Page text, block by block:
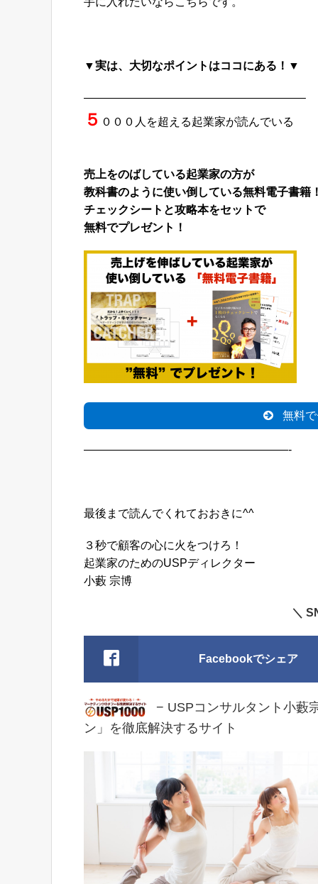
▼実は、大切なポイントはココにある！▼
———————————————————–
５ ０００人を超える起業家が読んでいる
売上をのばしている起業家の方が
教科書のように使い倒している無料電子書籍！
チェックシートと攻略本をセットで
無料でプレゼント！
無料
——————————————————-
最後まで読んでくれておおきに^^
３秒で顧客の心に火をつけろ！
起業家のためのUSPディレクター
小藪 宗博
＼
Facebookでシェア
− USPコンサルタント小藪
ン」を徹底解決するサイト